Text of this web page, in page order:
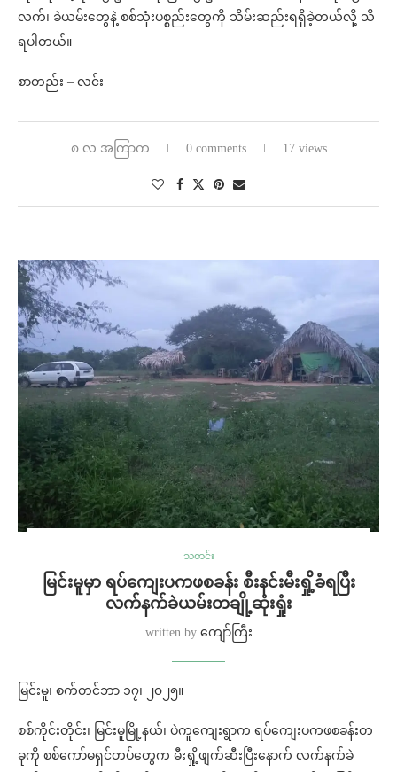
လက်၊ ခဲယမ်းတွေနဲ့ စစ်သုံးပစ္စည်းတွေကို သိမ်းဆည်းရရှိခဲ့တယ်လို့ သိ
ရပါတယ်။
စာတည်း – လင်း
၈ လ အကြာက 0 comments 17 views
သတင်း
မြင်းမူမှာ ရပ်ကျေးပကဖစခန်း စီးနင်းမီးရှို့ခံရပြီး
လက်နက်ခဲယမ်းတချို့ဆုံးရှုံး
written by ကျော်ကြီး
မြင်းမူ၊ စက်တင်ဘာ ၁၇၊ ၂၀၂၅။
စစ်ကိုင်းတိုင်း၊ မြင်းမူမြို့နယ်၊ ပဲကူကျေးရွာက ရပ်ကျေးပကဖစခန်းတ
ခုကို စစ်ကော်မရှင်တပ်တွေက မီးရှို့ဖျက်ဆီးပြီးနောက် လက်နက်ခဲ